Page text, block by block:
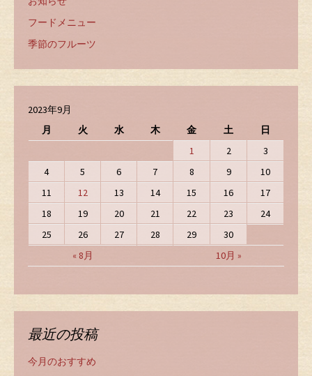
フードメニュー
季節のフルーツ
2023年9月
月
火 水 木 金 土 日
« 8月 10月 »
1 2
3
4
5 6 7 8 9
10
11
12 13 14 15 16
17
18
19 20 21 22 23
24
25
26 27 28 29 30
最近の投稿
今月のおすすめ